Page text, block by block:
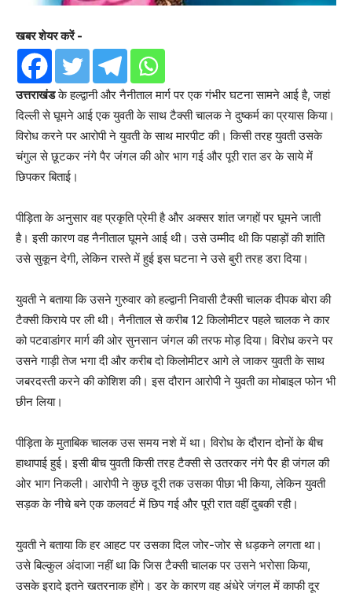
खबर शेयर करें -
उत्तराखंडके हल्द्वानी और नैनीताल मार्ग पर एक गंभीर घटना सामने आई है, जहां
दिल्ली से घूमने आई एक युवती के साथ टैक्सी चालक ने दुष्कर्म का प्रयास किया।
विरोध करने पर आरोपी ने युवती के साथ मारपीट की। किसी तरह युवती उसके
चंगुल से छूटकर नंगे पैर जंगल की ओर भाग गई और पूरी रात डर के साये में
छिपकर बिताई।
पीड़िता के अनुसार वह प्रकृति प्रेमी है और अक्सर शांत जगहों पर घूमने जाती
है। इसी कारण वह नैनीताल घूमने आई थी। उसे उम्मीद थी कि पहाड़ों की शांति
उसे सुकून देगी, लेकिन रास्ते में हुई इस घटना ने उसे बुरी तरह डरा दिया।
युवती ने बताया कि उसने गुरुवार को हल्द्वानी निवासी टैक्सी चालक दीपक बोरा की
टैक्सी किराये पर ली थी। नैनीताल से करीब 12 किलोमीटर पहले चालक ने कार
को पटवाडांगर मार्ग की ओर सुनसान जंगल की तरफ मोड़ दिया। विरोध करने पर
उसने गाड़ी तेज भगा दी और करीब दो किलोमीटर आगे ले जाकर युवती के साथ
जबरदस्ती करने की कोशिश की। इस दौरान आरोपी ने युवती का मोबाइल फोन भी
छीन लिया।
पीड़िता के मुताबिक चालक उस समय नशे में था। विरोध के दौरान दोनों के बीच
हाथापाई हुई। इसी बीच युवती किसी तरह टैक्सी से उतरकर नंगे पैर ही जंगल की
ओर भाग निकली। आरोपी ने कुछ दूरी तक उसका पीछा भी किया, लेकिन युवती
सड़क के नीचे बने एक कलवर्ट में छिप गई और पूरी रात वहीं दुबकी रही।
युवती ने बताया कि हर आहट पर उसका दिल जोर-जोर से धड़कने लगता था।
उसे बिल्कुल अंदाजा नहीं था कि जिस टैक्सी चालक पर उसने भरोसा किया,
उसके इरादे इतने खतरनाक होंगे। डर के कारण वह अंधेरे जंगल में काफी दूर